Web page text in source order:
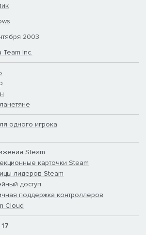
2003
Team Inc.
одного игрока
Steam
карточки Steam
лидеров Steam
доступ
поддержка контроллеров
Cloud
17